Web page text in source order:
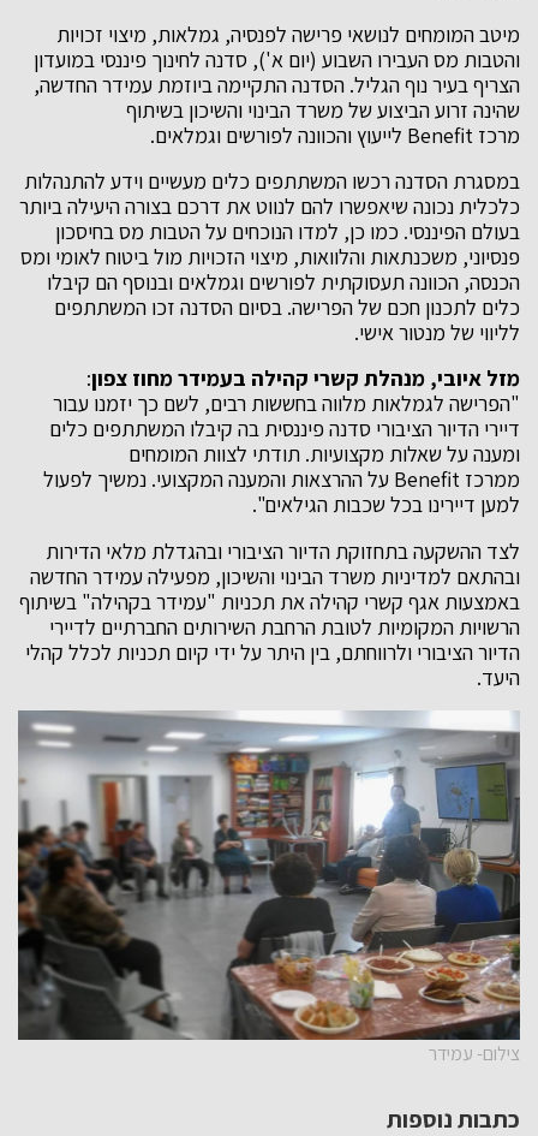
מיטב המומחים לנושאי פרישה לפנסיה, גמלאות, מיצוי זכויות
והטבות מס העבירו השבוע (יום א'), סדנה לחינוך פיננסי במועדון
הצריף בעיר נוף הגליל. הסדנה התקיימה ביוזמת עמידר החדשה,
שהינה זרוע הביצוע של משרד הבינוי והשיכון בשיתוף
מרכז Benefit לייעוץ והכוונה לפורשים וגמלאים.
במסגרת הסדנה רכשו המשתתפים כלים מעשיים וידע להתנהלות
כלכלית נכונה שיאפשרו להם לנווט את דרכם בצורה היעילה ביותר
בעולם הפיננסי. כמו כן, למדו הנוכחים על הטבות מס בחיסכון
פנסיוני, משכנתאות והלוואות, מיצוי הזכויות מול ביטוח לאומי ומס
הכנסה, הכוונה תעסוקתית לפורשים וגמלאים ובנוסף הם קיבלו
כלים לתכנון חכם של הפרישה. בסיום הסדנה זכו המשתתפים
לליווי של מנטור אישי.
מזל איובי, מנהלת קשרי קהילה בעמידר מחוז צפון:
"הפרישה לגמלאות מלווה בחששות רבים, לשם כך יזמנו עבור
דיירי הדיור הציבורי סדנה פיננסית בה קיבלו המשתתפים כלים
ומענה על שאלות מקצועיות. תודתי לצוות המומחים
ממרכז Benefit על ההרצאות והמענה המקצועי. נמשיך לפעול
למען דיירינו בכל שכבות הגילאים".
לצד ההשקעה בתחזוקת הדיור הציבורי ובהגדלת מלאי הדירות
ובהתאם למדיניות משרד הבינוי והשיכון, מפעילה עמידר החדשה
באמצעות אגף קשרי קהילה את תכניות "עמידר בקהילה" בשיתוף
הרשויות המקומיות לטובת הרחבת השירותים החברתיים לדיירי
הדיור הציבורי ולרווחתם, בין היתר על ידי קיום תכניות לכלל קהלי
היעד.
צילום- עמידר
כתבות נוספות